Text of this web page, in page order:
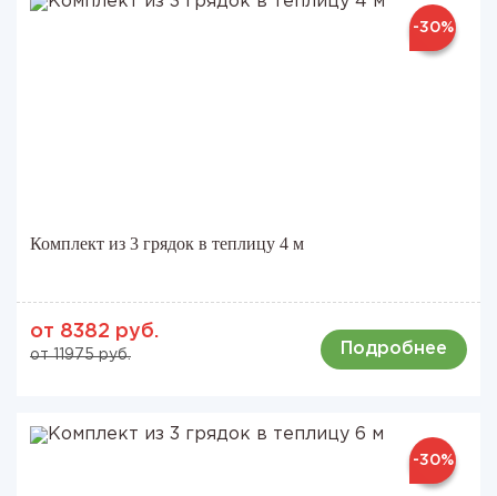
-30%
Комплект из 3 грядок в теплицу 4 м
от 8382 руб.
от 11975 руб. Подробнее
-30%